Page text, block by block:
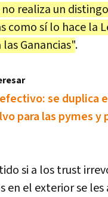
realiza un
como sí lo hace la
las Ganancias".
se duplica
para las pymes y
si a los trust
en el exterior se les